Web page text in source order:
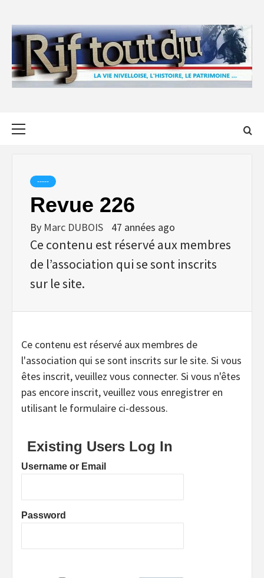
content
-----
Revue 226
By Marc DUBOIS 47 années ago
Ce contenu est réservé aux membres
de l’association qui se sont inscrits
sur le site.
Ce contenu est réservé aux membres de
l'association qui se sont inscrits sur le site. Si vous
êtes inscrit, veuillez vous connecter. Si vous n'êtes
pas encore inscrit, veuillez vous enregistrer en
utilisant le formulaire ci-dessous.
Existing Users Log In
Username or Email
Password